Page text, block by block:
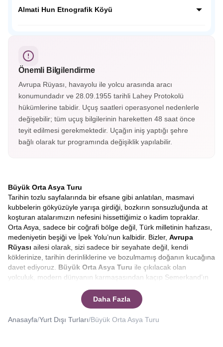
alır. II. Dünya Savaşı’nda Moskova savunmasında
Almati Hun Etnografik Köyü
sanatları gösterileri ve halk danslarıyla Orta Asya tarihine
yolculuk sunar.
Önemli Bilgilendirme
Avrupa Rüyası, havayolu ile yolcu arasında aracı
konumundadır ve 28.09.1955 tarihli Lahey Protokolü
hükümlerine tabidir. Uçuş saatleri operasyonel nedenlerle
değişebilir; tüm uçuş bilgilerinin hareketten 48 saat önce
teyit edilmesi gerekmektedir. Uçağın iniş yaptığı şehre
bağlı olarak tur programında değişiklik yapılabilir.
Büyük Orta Asya Turu
Tarihin tozlu sayfalarında bir efsane gibi anlatılan, masmavi
kubbelerin gökyüzüyle yarışa girdiği, bozkırın sonsuzluğunda at
koşturan atalarımızın nefesini hissettiğimiz o kadim topraklar.
Orta Asya, sadece bir coğrafi bölge değil, Türk milletinin hafızası,
medeniyetin beşiği ve İpek Yolu’nun kalbidir. Bizler, Avrupa
Rüyası ailesi olarak, sizi sadece bir seyahate değil, kendi
köklerinize, tarihin derinliklerine ve bozulmamış doğanın kucağına
davet ediyoruz. Büyük Orta Asya Turu ile çıkılacak olan
yolculuk, modern dünyanın karmaşasından kaçıp Semerkand’ın
bulacağınız eşsiz bir serüven. Hayalinizdeki o mistik atmosferi
gerçeğe dönüştürmek için hazırladığımızKırgızistan,
Kazakistan, Özbekistanrotasının, her adımda farklı bir hikâye,
Daha Fazla
Anasayfa/Yurt Dışı Turları/Büyük Orta Asya Turu